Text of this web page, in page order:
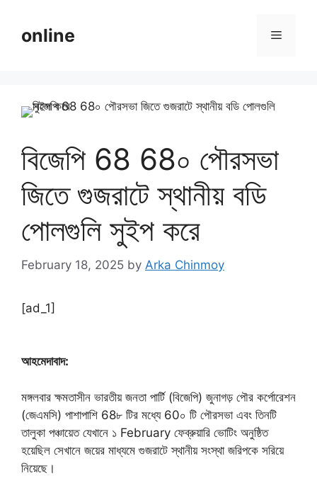
contentonline Menu
বিজেপি 68 68০ পৌরসভা
জিতে গুজরাটে স্থানীয় বডি
পোলগুলি সুইপ করে
February 18, 2025 by Arka Chinmoy
[ad_1]
আহমেদাবাদ:
মঙ্গলবার ক্ষমতাসীন ভারতীয় জনতা পার্টি (বিজেপি) জুনাগড় পৌর কর্পোরেশন
(জেএমসি) পাশাপাশি 68৮ টির মধ্যে 60০ টি পৌরসভা এবং তিনটি
তালুকা পঞ্চায়েত যেখানে ১ February ফেব্রুয়ারি ভোটিং অনুষ্ঠিত
হয়েছিল সেখানে জয়ের মাধ্যমে গুজরাটে স্থানীয় সংস্থা জরিপকে সরিয়ে
নিয়েছে।